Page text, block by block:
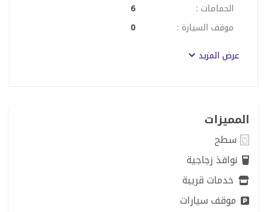
الحمامات :
6
موقف السيارة :
0
عرض المزيد
المميزات
سطح
نوافذ زجاجية
خدمات قريبة
موقف سيارات